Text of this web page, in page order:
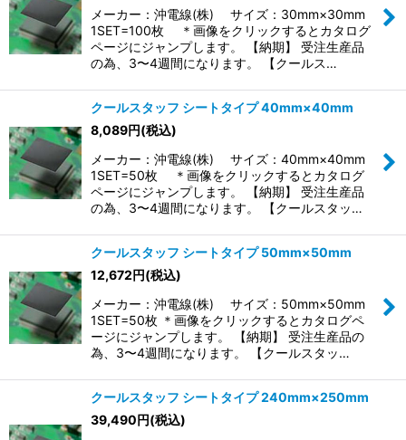
メーカー：沖電線(株) サイズ：30mm×30mm
1SET=100枚 ＊画像をクリックするとカタログ
ページにジャンプします。 【納期】 受注生産品
の為、3〜4週間になります。 【クールス…
クールスタッフ シートタイプ 40mm×40mm
8,089円(税込)
メーカー：沖電線(株) サイズ：40mm×40mm
1SET=50枚 ＊画像をクリックするとカタログ
ページにジャンプします。 【納期】 受注生産品
の為、3〜4週間になります。 【クールスタッ…
クールスタッフ シートタイプ 50mm×50mm
12,672円(税込)
メーカー：沖電線(株) サイズ：50mm×50mm
1SET=50枚 ＊画像をクリックするとカタログペ
ージにジャンプします。 【納期】 受注生産品の
為、3〜4週間になります。 【クールスタッ…
クールスタッフ シートタイプ 240mm×250mm
39,490円(税込)